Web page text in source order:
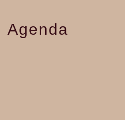
Agenda